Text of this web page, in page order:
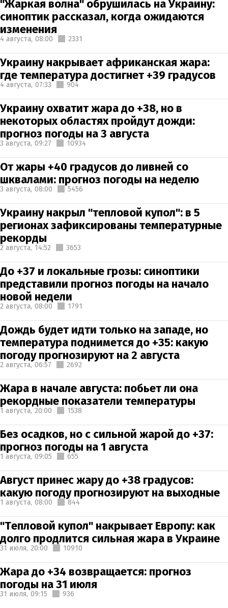
"Жаркая волна" обрушилась на Украину:
синоптик рассказал, когда ожидаются
изменения
4 августа, 08:00 2331
Украину накрывает африканская жара:
где температура достигнет +39 градусов
4 августа, 07:33 904
Украину охватит жара до +38, но в
некоторых областях пройдут дожди:
прогноз погоды на 3 августа
3 августа, 09:27 10934
От жары +40 градусов до ливней со
шквалами: прогноз погоды на неделю
3 августа, 08:00 5456
Украину накрыл "тепловой купол": в 5
регионах зафиксированы температурные
рекорды
2 августа, 14:52 3653
До +37 и локальные грозы: синоптики
представили прогноз погоды на начало
новой недели
2 августа, 08:00 1791
Дождь будет идти только на западе, но
температура поднимется до +35: какую
погоду прогнозируют на 2 августа
2 августа, 06:57 2692
Жара в начале августа: побьет ли она
рекордные показатели температуры
1 августа, 20:00 1538
Без осадков, но с сильной жарой до +37:
прогноз погоды на 1 августа
1 августа, 09:05 655
Август принес жару до +38 градусов:
какую погоду прогнозируют на выходные
1 августа, 08:00 844
"Тепловой купол" накрывает Европу: как
долго продлится сильная жара в Украине
31 июля, 20:00 10910
Жара до +34 возвращается: прогноз
погоды на 31 июля
31 июля, 09:15 936